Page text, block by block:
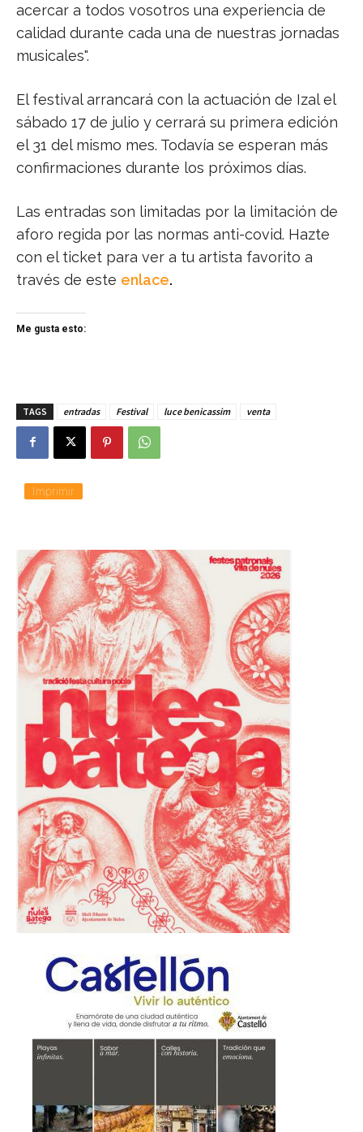
acercar a todos vosotros una experiencia de
calidad durante cada una de nuestras jornadas
musicales".
El festival arrancará con la actuación de Izal el
sábado 17 de julio y cerrará su primera edición
el 31 del mismo mes. Todavía se esperan más
confirmaciones durante los próximos días.
Las entradas son limitadas por la limitación de
aforo regida por las normas anti-covid. Hazte
con el ticket para ver a tu artista favorito a
través de este enlace.
Me gusta esto:
TAGS entradas Festival luce benicassim venta
Imprimir